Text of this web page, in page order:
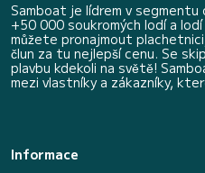
Samboat je lídrem v segmentu
+50 000 soukromých lodí a
můžete pronajmout
člun za tu nejlepší cenu. Se
plavbu kdekoli na světě!
mezi vlastníky a zákazníky,
Informace